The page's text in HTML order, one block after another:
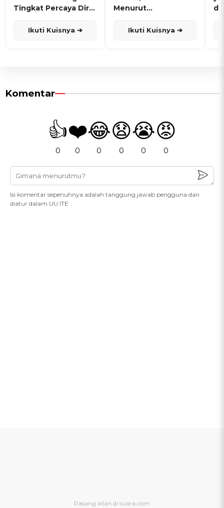
Tingkat Percaya Diri
Ikuti Kuisnya ➔
Menurut
Ikuti Kuisnya ➔
Komentar
👍
0
❤️
0
😂
0
😧
0
😭
0
😡
0
Isi komentar sepenuhnya adalah tanggung jawab pengguna dan
diatur dalam UU ITE